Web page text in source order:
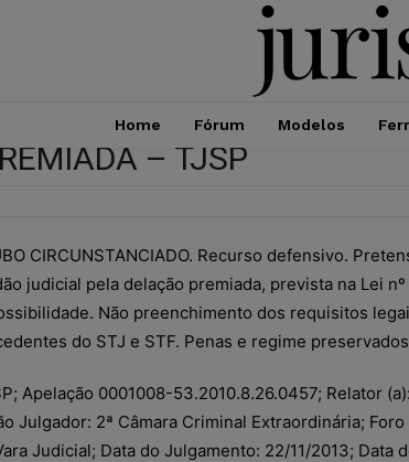
Home Fórum Modelos
– TJSP
CIRCUNSTANCIADO. Recurso defensivo.
judicial pela delação premiada, prevista na Lei
Não preenchimento dos requisitos
do STJ e STF. Penas e regime
Apelação 0001008-53.2010.8.26.0457; Relator
Julgador: 2ª Câmara Criminal Extraordinária;
Judicial; Data do Julgamento: 22/11/2013; Data